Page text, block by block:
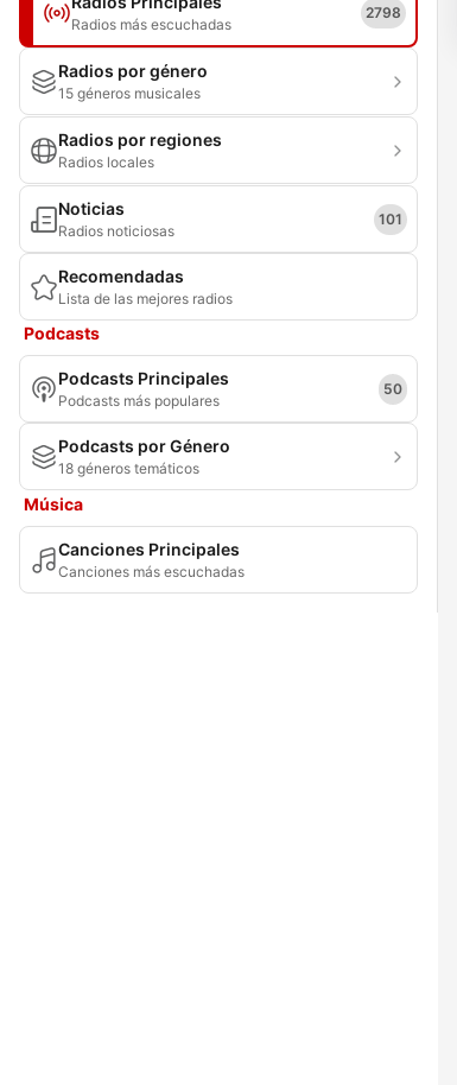
Radios más escuchadas
2798
Radios por género
15 géneros musicales
Radios por regiones
Radios locales
Noticias
Radios noticiosas
101
Recomendadas
Lista de las mejores radios
Podcasts
Podcasts Principales
Podcasts más populares
50
Podcasts por Género
18 géneros temáticos
Música
Canciones Principales
Canciones más escuchadas